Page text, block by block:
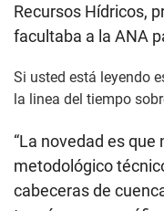
Recursos Hídricos,
facultaba a la ANA
Si usted está leyendo
la linea del tiempo
“La novedad es
metodológico
cabeceras de